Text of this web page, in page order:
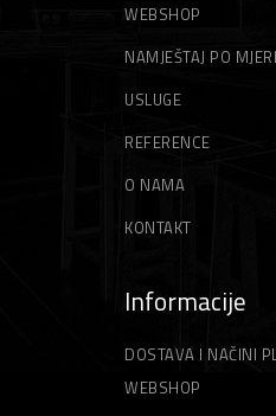
WEBSHOP
NAMJEŠTAJ PO MJERI
USLUGE
REFERENCE
O NAMA
KONTAKT
Informacije
DOSTAVA I NAČINI
WEBSHOP